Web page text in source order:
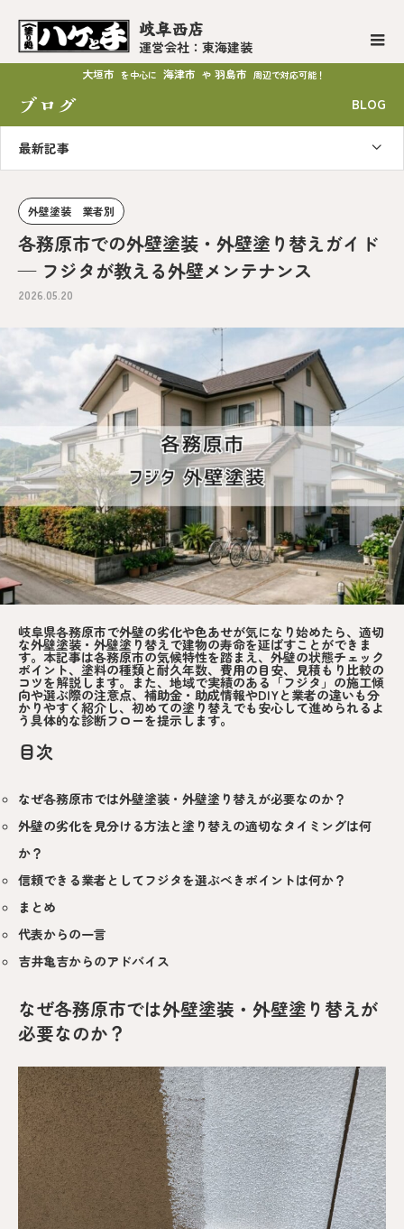
岐阜西店
運営会社：東海建装
大垣市 を中心に 海津市 や 羽島市 周辺で対応可能！
ブログ BLOG
最新記事
外壁塗装 業者別
各務原市での外壁塗装・外壁塗り替えガイド
— フジタが教える外壁メンテナンス
2026.05.20
岐阜県各務原市で外壁の劣化や色あせが気になり始めたら、適切
な外壁塗装・外壁塗り替えで建物の寿命を延ばすことができま
す。本記事は各務原市の気候特性を踏まえ、外壁の状態チェック
ポイント、塗料の種類と耐久年数、費用の目安、見積もり比較の
コツを解説します。また、地域で実績のある「フジタ」の施工傾
向や選ぶ際の注意点、補助金・助成情報やDIYと業者の違いも分
かりやすく紹介し、初めての塗り替えでも安心して進められるよ
う具体的な診断フローを提示します。
目次
なぜ各務原市では外壁塗装・外壁塗り替えが必要なのか？
外壁の劣化を見分ける方法と塗り替えの適切なタイミングは何
か？
信頼できる業者としてフジタを選ぶべきポイントは何か？
まとめ
代表からの一言
吉井亀吉からのアドバイス
なぜ各務原市では外壁塗装・外壁塗り替えが
必要なのか？